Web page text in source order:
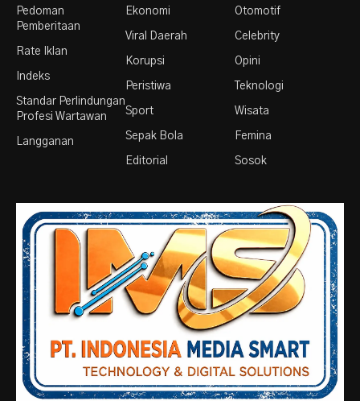
Pedoman
Pemberitaan
Rate Iklan
Indeks
Standar Perlindungan
Profesi Wartawan
Langganan
Ekonomi
Viral Daerah
Korupsi
Peristiwa
Sport
Sepak Bola
Editorial
Otomotif
Celebrity
Opini
Teknologi
Wisata
Femina
Sosok